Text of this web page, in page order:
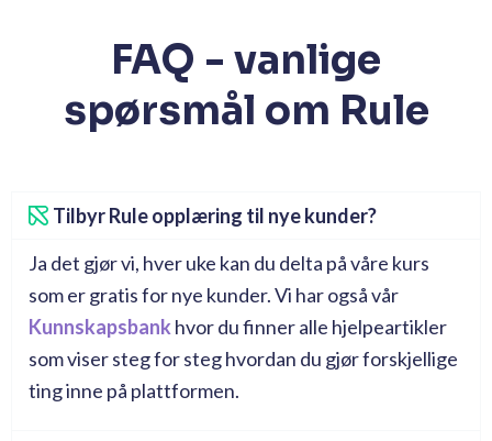
FAQ - vanlige
spørsmål om Rule
Tilbyr Rule opplæring til nye kunder?
Ja det gjør vi, hver uke kan du delta på våre kurs
som er gratis for nye kunder. Vi har også vår
Kunnskapsbank hvor du finner alle hjelpeartikler
som viser steg for steg hvordan du gjør forskjellige
ting inne på plattformen.